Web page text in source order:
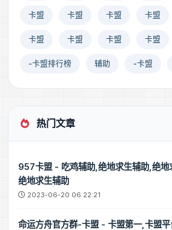
联盟卡盟
28 23:06:37
术小队辅助
卡盟 卡盟 卡盟 卡盟
卡盟 卡盟 卡盟 卡盟
-卡盟排行榜 辅助 -卡盟
热门文章
957卡盟 - 吃鸡辅助,绝地求生辅助,绝地
绝地求生辅助
2023-06-20 06:22:21
命运方舟官方群-卡盟 - 卡盟第一,卡盟